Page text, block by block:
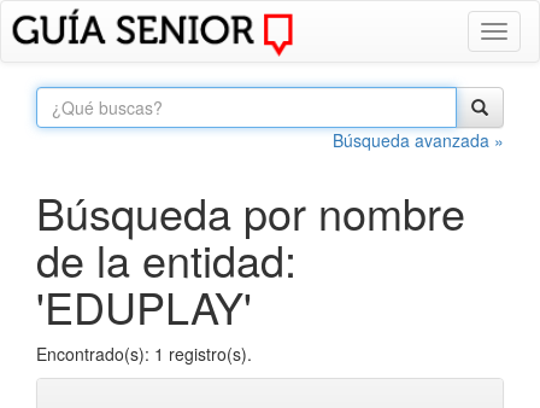
Búsqueda avanzada »
Búsqueda por nombre
de la entidad:
'EDUPLAY'
Encontrado(s): 1 registro(s).